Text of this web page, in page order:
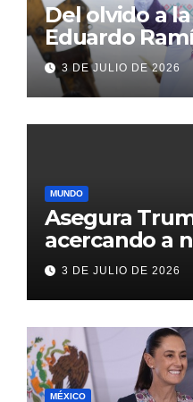
Del olvido a
Eduardo
con inversión
3 DE JULIO DE 2026
MUNDO
Asegura
acercando a
3 DE JULIO DE 2026
MÉXICO